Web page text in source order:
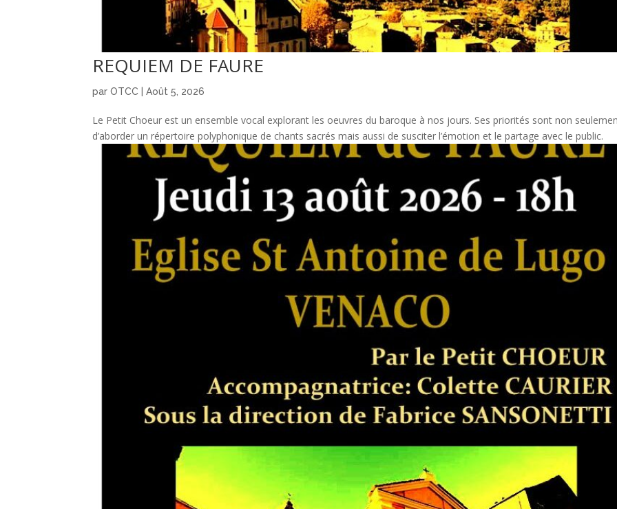
REQUIEM DE FAURE
parOTCC |Août 5, 2026
Le Petit Choeur est un ensemble vocal explorant les oeuvres du baroque à nos jours. Ses priorités sont non
d’aborder un répertoire polyphonique de chants sacrés mais aussi de susciter l’émotion et le partage avec le public.